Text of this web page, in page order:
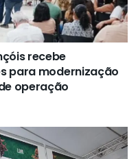
recebe
para modernização
operação